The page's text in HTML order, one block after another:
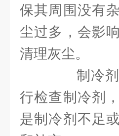
保其周围没有
尘过多，会影
清理灰尘。
制冷剂
行检查制冷剂
是制冷剂不足